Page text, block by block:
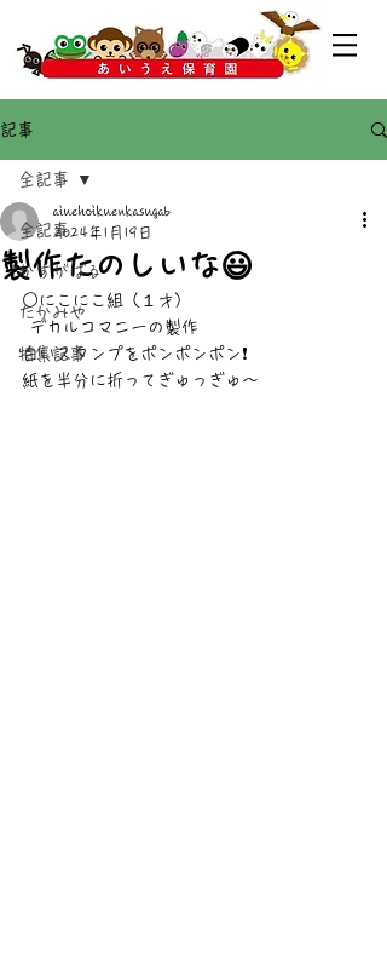
記事
全記事
かすがばる
たかみや
特集記事
全記事
製作たのしいな😃
aiuehoikuenkasugab
2024年1月19日
○にこにこ組（１才）
デカルコマニーの製作
白いスタンプをポンポンポン❗
紙を半分に折ってぎゅっぎゅ〜